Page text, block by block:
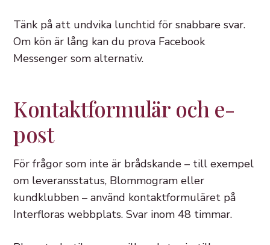
Tänk på att undvika lunchtid för snabbare svar.
Om kön är lång kan du prova Facebook
Messenger som alternativ.
Kontaktformulär och e-
post
För frågor som inte är brådskande – till exempel
om leveransstatus, Blommogram eller
kundklubben – använd kontaktformuläret på
Interfloras webbplats. Svar inom 48 timmar.